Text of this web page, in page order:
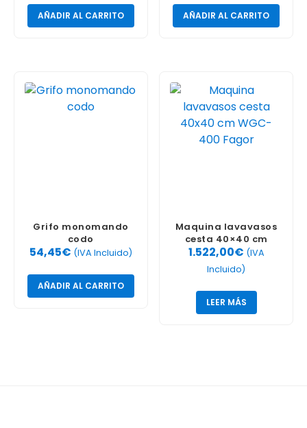
AÑADIR AL CARRITO AÑADIR AL CARRITO
Grifo monomando
codo
54,45€ (IVA Incluido)
AÑADIR AL CARRITO
Maquina lavavasos
cesta 40×40 cm
WGC-400 Fagor
1.522,00€ (IVA
Incluido)
LEER MÁS